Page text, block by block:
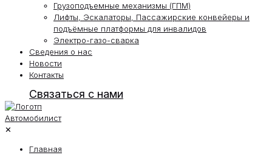
Грузоподъемные механизмы (ГПМ)
Лифты, Эскалаторы, Пассажирские конвейеры и
подъёмные платформы для инвалидов
Электро-газо-сварка
Сведения о нас
Новости
Контакты
Связаться с нами
✕
Главная